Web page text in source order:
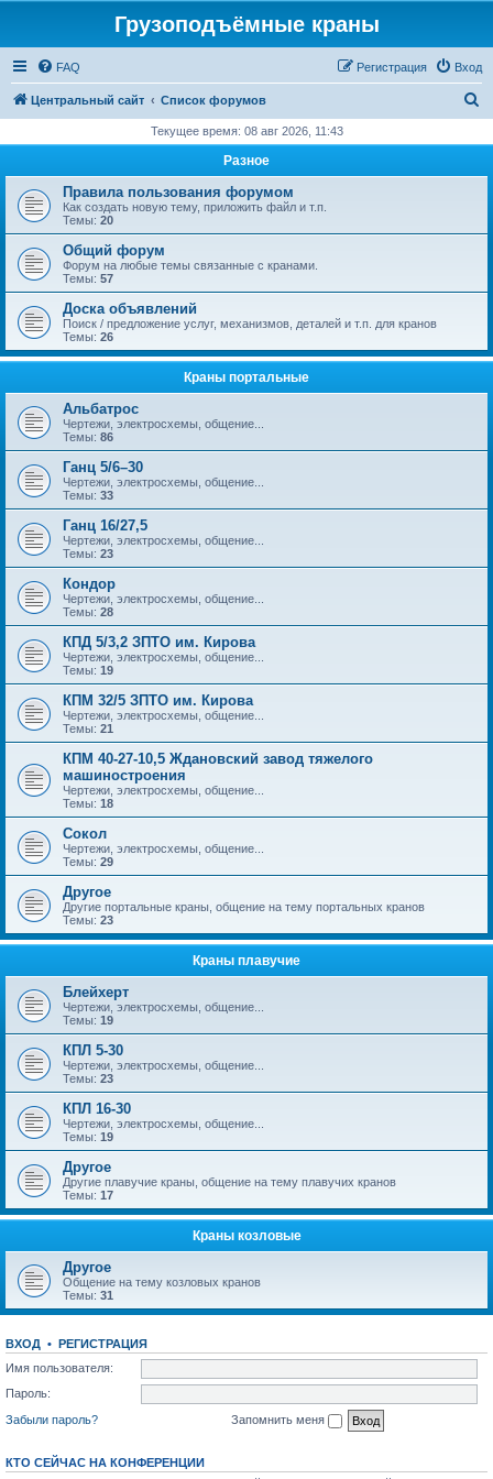
Грузоподъёмные краны
FAQ Вход
Регистрация
Центральный сайт Список форумов
с
Текущее время: 08 авг 2026, 11:43
Разное
Правила пользования форумом
Как создать новую тему, приложить файл и т.п.
Темы: 20
Общий форум
Форум на любые темы связанные с кранами.
Темы: 57
Доска объявлений
Поиск / предложение услуг, механизмов, деталей и т.п. для кранов
Темы: 26
Краны портальные
Альбатрос
Чертежи, электросхемы, общение...
Темы: 86
Ганц 5/6–30
Чертежи, электросхемы, общение...
Темы: 33
Ганц 16/27,5
Чертежи, электросхемы, общение...
Темы: 23
Кондор
Чертежи, электросхемы, общение...
Темы: 28
КПД 5/3,2 ЗПТО им. Кирова
Чертежи, электросхемы, общение...
Темы: 19
КПМ 32/5 ЗПТО им. Кирова
Чертежи, электросхемы, общение...
Темы: 21
КПМ 40-27-10,5 Ждановский завод тяжелого
машиностроения
Чертежи, электросхемы, общение...
Темы: 18
Сокол
Чертежи, электросхемы, общение...
Темы: 29
Другое
Другие портальные краны, общение на тему портальных кранов
Темы: 23
Краны плавучие
Блейхерт
Чертежи, электросхемы, общение...
Темы: 19
КПЛ 5-30
Чертежи, электросхемы, общение...
Темы: 23
КПЛ 16-30
Чертежи, электросхемы, общение...
Темы: 19
Другое
Другие плавучие краны, общение на тему плавучих кранов
Темы: 17
Краны козловые
Другое
Общение на тему козловых кранов
Темы: 31
ВХОД • РЕГИСТРАЦИЯ
Имя пользователя:
Пароль:
Забыли пароль?
Запомнить меня
КТО СЕЙЧАС НА КОНФЕРЕНЦИИ